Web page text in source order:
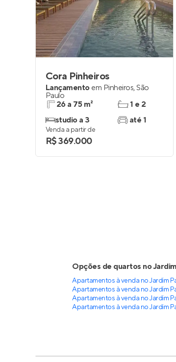
Cora Pinheiros
Lançamento em Pinheiros,São
Paulo
26 a 75 m²
studio a 3
1 e 2
até 1
Venda a partir de
R$ 369.000
Opções de quartos no
Apartamentos à venda no Jardim
Apartamentos à venda no Jardim
Apartamentos à venda no Jardim
Apartamentos à venda no Jardim